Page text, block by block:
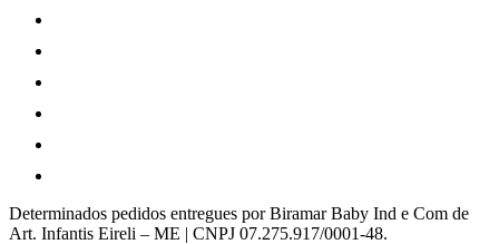
Determinados pedidos entregues por Biramar Baby Ind e Com de
Art. Infantis Eireli – ME | CNPJ 07.275.917/0001-48.